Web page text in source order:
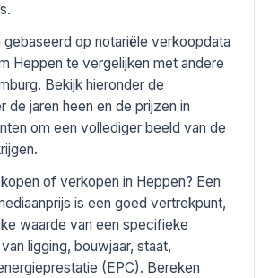
op notariële verkoopdata
Heppen te vergelijken met andere
Bekijk hieronder de
de jaren heen en de prijzen in
om een vollediger beeld van de
of verkopen in Heppen? Een
is een goed vertrekpunt,
waarde van een specifieke
ligging, bouwjaar, staat,
(EPC). Bereken